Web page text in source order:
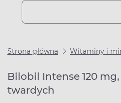
Strona główna Witaminy i
Bilobil Intense 120
twardych